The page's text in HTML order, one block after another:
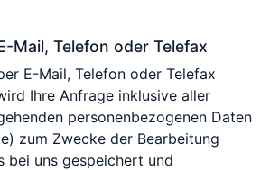
Mail, Telefon oder Telefax
E-Mail, Telefon oder Telefax
Ihre Anfrage inklusive aller
personenbezogenen Daten
zum Zwecke der Bearbeitung
bei uns gespeichert und